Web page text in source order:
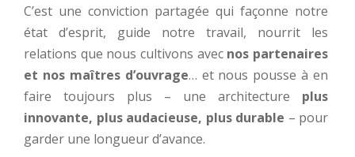
C’est une conviction partagée qui façonne notre
état d’esprit, guide notre travail, nourrit les
relations que nous cultivons avec nos partenaires
et nos maîtres d’ouvrage… et nous pousse à en
faire toujours plus – une architecture plus
innovante, plus audacieuse, plus durable – pour
garder une longueur d’avance.